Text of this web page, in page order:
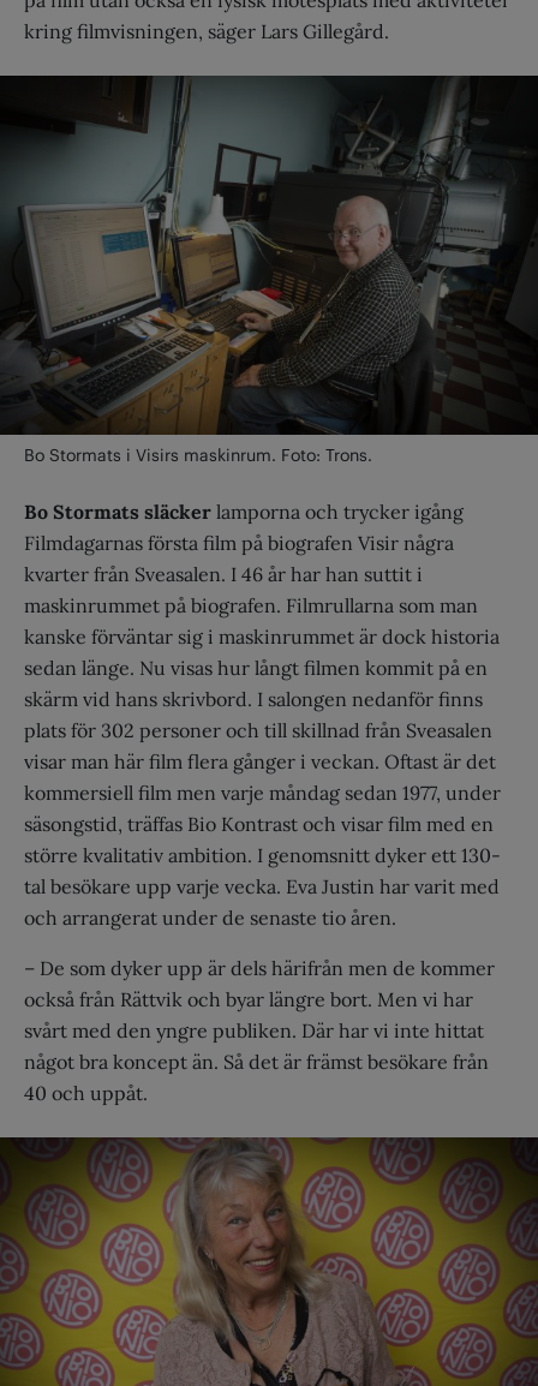
kring filmvisningen, säger Lars Gillegård.
Bo Stormats i Visirs maskinrum. Foto: Trons.
Bo Stormats släcker lamporna och trycker igång
Filmdagarnas första film på biografen Visir några
kvarter från Sveasalen. I 46 år har han suttit i
maskinrummet på biografen. Filmrullarna som man
kanske förväntar sig i maskinrummet är dock historia
sedan länge. Nu visas hur långt filmen kommit på en
skärm vid hans skrivbord. I salongen nedanför finns
plats för 302 personer och till skillnad från Sveasalen
visar man här film flera gånger i veckan. Oftast är det
kommersiell film men varje måndag sedan 1977, under
säsongstid, träffas Bio Kontrast och visar film med en
större kvalitativ ambition. I genomsnitt dyker ett 130-
tal besökare upp varje vecka. Eva Justin har varit med
och arrangerat under de senaste tio åren.
– De som dyker upp är dels härifrån men de kommer
också från Rättvik och byar längre bort. Men vi har
svårt med den yngre publiken. Där har vi inte hittat
något bra koncept än. Så det är främst besökare från
40 och uppåt.